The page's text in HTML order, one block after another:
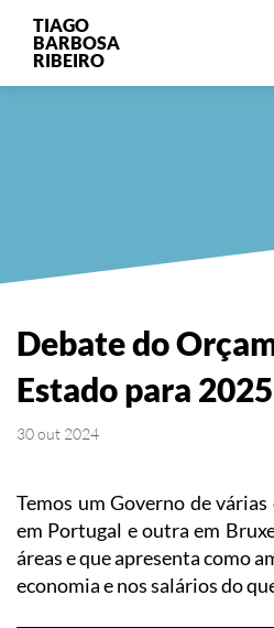
TIAGO
BARBOSA
RIBEIRO
Debate do
Estado para 2025
30 out 2024
Temos um Governo de
em Portugal e outra em
áreas e que apresenta como
economia e nos salários do